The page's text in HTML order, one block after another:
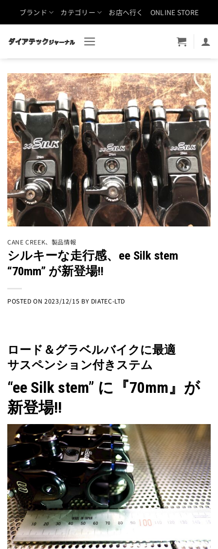
ブランド カテゴリー お店へ行く ONLINE STORE
CANE CREEK、 製品情報
シルキーな走行感、ee Silk stem
“70mm” が新登場!!
POSTED ON2023/12/15 BY DIATEC-LTD
ロード＆グラベルバイクに最適
サスペンション付きステム
“ee Silk stem” に『70mm』が
新登場!!